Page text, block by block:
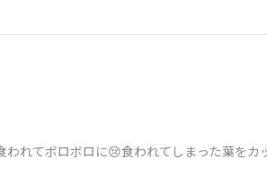
われてボロボロに😢食われてしまった葉を